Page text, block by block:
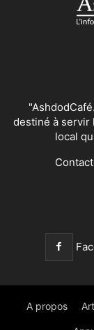
destiné à servir
local
A propos